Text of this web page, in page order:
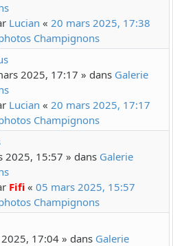
Lucian « 20 mars 2025, 17:38
Champignons
2025, 17:17 » dans Galerie
Lucian « 20 mars 2025, 17:17
Champignons
2025, 15:57 » dans Galerie
Fifi « 05 mars 2025, 15:57
Champignons
17:04 » dans Galerie